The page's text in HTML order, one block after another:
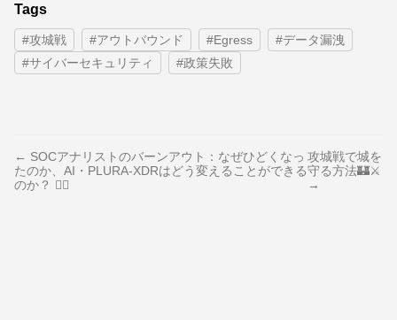
Tags
#攻城戦 #アウトバウンド #Egress
#データ漏洩
#サイバーセキュリティ
#政策失敗
← SOCアナリストのバーンアウト：なぜひどくなっ
たのか、AI・PLURA-XDRはどう変えることができる
のか？ 😵‍💫
攻城戦で城を
守る方法🏰⚔️
→